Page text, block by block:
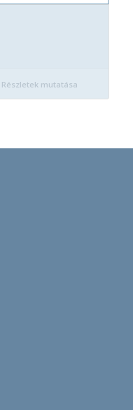
Részletek mutatása